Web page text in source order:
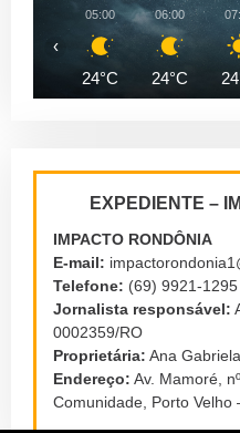
05:00
24°C
06:00
24°C
‹
EXPEDIENTE –
IMPACTO RONDÔNIA
E-mail:
Telefone: (69) 9921-1295
Jornalista responsável:
0002359/RO
Proprietária: Ana Gabriela
Endereço: Av. Mamoré,
Comunidade, Porto Velho